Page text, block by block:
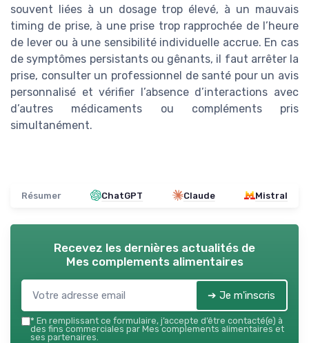
souvent liées à un dosage trop élevé, à un mauvais
timing de prise, à une prise trop rapprochée de l’heure
de lever ou à une sensibilité individuelle accrue. En cas
de symptômes persistants ou gênants, il faut arrêter la
prise, consulter un professionnel de santé pour un avis
personnalisé et vérifier l’absence d’interactions avec
d’autres médicaments ou compléments pris
simultanément.
Résumer ChatGPT Claude Mistral
Recevez les dernières actualités de
Mes complements alimentaires
➔ Je m'inscris
* En remplissant ce formulaire, j’accepte d’être contacté(e) à
des fins commerciales par Mes complements alimentaires et
ses partenaires.